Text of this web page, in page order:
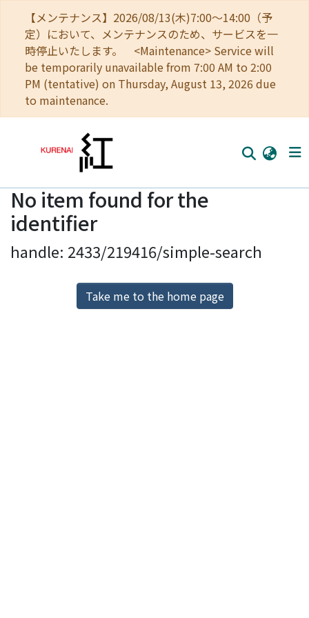
【メンテナンス】2026/08/13(木)7:00～14:00（予
定）において、メンテナンスのため、サービスを一
時停止いたします。 <Maintenance> Service will
be temporarily unavailable from 7:00 AM to 2:00
PM (tentative) on Thursday, August 13, 2026 due
to maintenance.
Home
Communities
Browse
Download Ranking
No item found for the
identifier
handle: 2433/219416/simple-search
Take me to the home page